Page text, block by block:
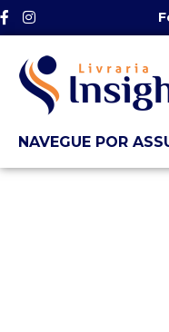
NAVEGUE POR